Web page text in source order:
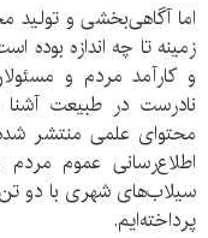
اما آگاهی‌بخشی و تولید
زمینه تا چه اندازه بوده
و کارآمد مردم و
نادرست در طبیعت
محتوای علمی منتشر
اطلاع‌‌رسانی عموم
سیلاب‌های شهری با دو
پرداخته‌ایم.